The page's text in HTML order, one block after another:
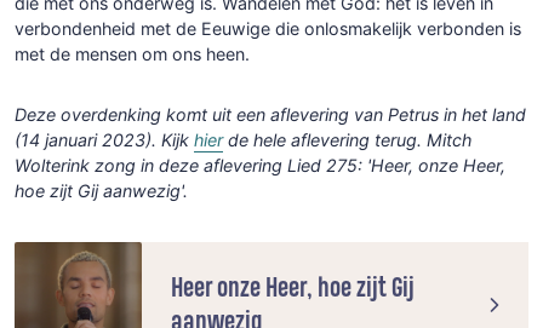
verbondenheid met de Eeuwige die onlosmakelijk verbonden is
met de mensen om ons heen.
Deze overdenking komt uit een aflevering van Petrus in het land
(14 januari 2023). Kijk hierde hele aflevering terug. Mitch
Wolterink zong in deze aflevering Lied 275: 'Heer, onze Heer,
hoe zijt Gij aanwezig'.
Heer onze Heer, hoe zijt Gij